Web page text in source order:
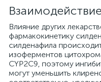
Влияние других
фармакокинетику
силденафила
изоферментов
CYP2C9, поэтому
могут уменьшить